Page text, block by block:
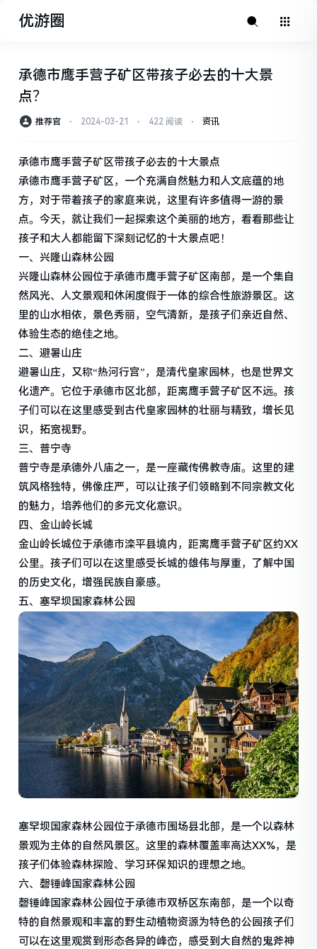
优游圈
承德市鹰手营子矿区带孩子必去的十大景
点？
推荐官 ⋅ 2024-03-21 ⋅ 422 阅读 ⋅ 资讯
承德市鹰手营子矿区带孩子必去的十大景点
承德市鹰手营子矿区，一个充满自然魅力和人文底蕴的地
方，对于带着孩子的家庭来说，这里有许多值得一游的景
点。今天，就让我们一起探索这个美丽的地方，看看那些让
孩子和大人都能留下深刻记忆的十大景点吧！
一、兴隆山森林公园
兴隆山森林公园位于承德市鹰手营子矿区南部，是一个集自
然风光、人文景观和休闲度假于一体的综合性旅游景区。这
里的山水相依，景色秀丽，空气清新，是孩子们亲近自然、
体验生态的绝佳之地。
二、避暑山庄
避暑山庄，又称“热河行宫”，是清代皇家园林，也是世界文
化遗产。它位于承德市区北部，距离鹰手营子矿区不远。孩
子们可以在这里感受到古代皇家园林的壮丽与精致，增长见
识，拓宽视野。
三、普宁寺
普宁寺是承德外八庙之一，是一座藏传佛教寺庙。这里的建
筑风格独特，佛像庄严，可以让孩子们领略到不同宗教文化
的魅力，培养他们的多元文化意识。
四、金山岭长城
金山岭长城位于承德市滦平县境内，距离鹰手营子矿区约XX
公里。孩子们可以在这里感受长城的雄伟与厚重，了解中国
的历史文化，增强民族自豪感。
五、塞罕坝国家森林公园
塞罕坝国家森林公园位于承德市围场县北部，是一个以森林
景观为主体的自然风景区。这里的森林覆盖率高达XX%，是
孩子们体验森林探险、学习环保知识的理想之地。
六、磬锤峰国家森林公园
磬锤峰国家森林公园位于承德市双桥区东南部，是一个以奇
特的自然景观和丰富的野生动植物资源为特色的公园孩子们
可以在这里观赏到形态各异的峰峦，感受到大自然的鬼斧神